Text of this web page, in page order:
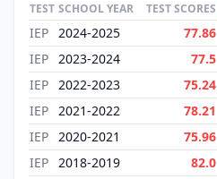
TEST SCHOOL YEAR TEST SCORES
IEP 2024-2025 77.86
IEP 2023-2024 77.5
IEP 2022-2023 75.24
IEP 2021-2022 78.21
IEP 2020-2021 75.96
IEP 2018-2019 82.0